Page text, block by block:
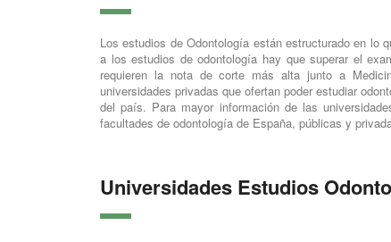
Los estudios de Odontología están estructurado en lo
a los estudios de odontología hay que superar el
requieren la nota de corte más alta junto a
universidades privadas que ofertan poder estudiar
del país. Para mayor información de las
facultades de odontología de España, públicas y
Universidades Estudios